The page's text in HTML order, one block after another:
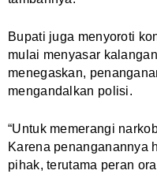
Bupati juga menyoroti
mulai menyasar
menegaskan,
mengandalkan polisi.
“Untuk memerangi
Karena penanganannya
pihak, terutama peran